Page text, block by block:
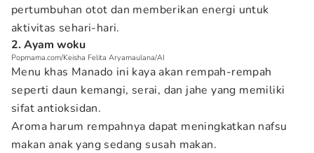
pertumbuhan otot dan memberikan energi untuk
aktivitas sehari-hari.
2. Ayam woku
Popmama.com/Keisha Felita Aryamaulana/AI
Menu khas Manado ini kaya akan rempah-rempah
seperti daun kemangi, serai, dan jahe yang memiliki
sifat antioksidan.
Aroma harum rempahnya dapat meningkatkan nafsu
makan anak yang sedang susah makan.